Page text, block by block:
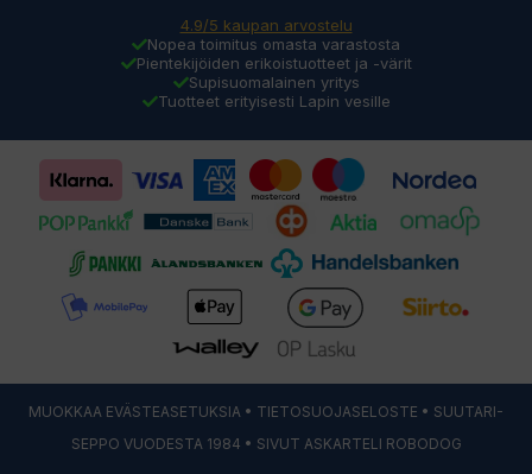
4.9/5 kaupan arvostelu
Nopea toimitus omasta varastosta
Pientekijöiden erikoistuotteet ja -värit
Supisuomalainen yritys
Tuotteet erityisesti Lapin vesille
MUOKKAA EVÄSTEASETUKSIA • TIETOSUOJASELOSTE • SUUTARI-
SEPPO VUODESTA 1984 • SIVUT ASKARTELI ROBODOG